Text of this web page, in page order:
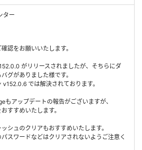
ター
認をお願いいたします。
がリリースされましたが、そちらにダ
グがありました様です。
では解決されております。
アップデートの報告がございますが、
すすめいたします。
シュのクリアもおすすめいたします。
スワードなどはクリアされないようご注意く